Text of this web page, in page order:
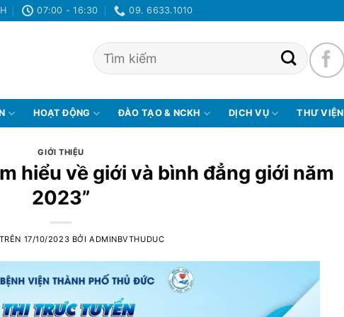
07:00 - 16:30 09. 6633.1010
HOẠT ĐỘNG ĐÀO TẠO & NCKH DỊCH VỤ THƯ VIỆN
GIỚI THIỆU
hiểu về giới và bình đẳng giới năm
2023”
17/10/2023 BỞI ADMINBVTHUDUC